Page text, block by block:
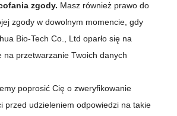
zgody. Masz również prawo do
zgody w dowolnym momencie, gdy
Bio-Tech Co., Ltd oparło się na
na przetwarzanie Twoich danych
poprosić Cię o zweryfikowanie
przed udzieleniem odpowiedzi na takie